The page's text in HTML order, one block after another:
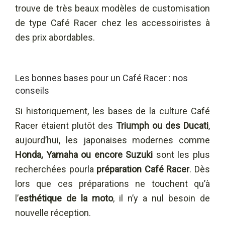
trouve de très beaux modèles de customisation
de type Café Racer chez les accessoiristes à
des prix abordables.
Les bonnes bases pour un Café Racer : nos
conseils
Si historiquement, les bases de la culture Café
Racer étaient plutôt des Triumph ou des Ducati,
aujourd’hui, les japonaises modernes comme
Honda, Yamaha ou encore Suzuki sont les plus
recherchées pourla préparation Café Racer. Dès
lors que ces préparations ne touchent qu’à
l’esthétique de la moto, il n’y a nul besoin de
nouvelle réception.